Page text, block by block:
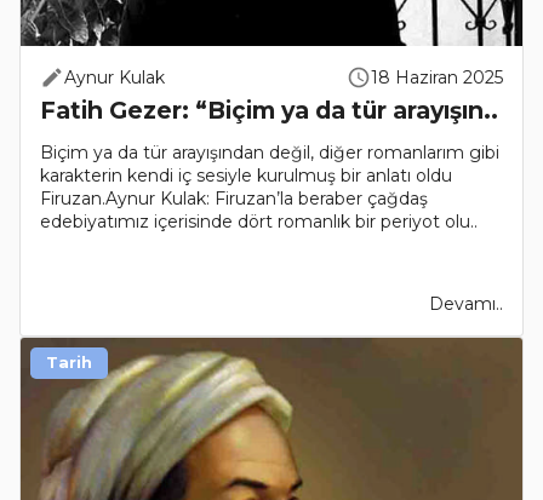
Aynur Kulak 18 Haziran 2025
Fatih Gezer: “Biçim ya da tür arayışın..
Biçim ya da tür arayışından değil, diğer romanlarım gibi
karakterin kendi iç sesiyle kurulmuş bir anlatı oldu
Firuzan.Aynur Kulak: Firuzan’la beraber çağdaş
edebiyatımız içerisinde dört romanlık bir periyot olu..
Devamı..
Tarih